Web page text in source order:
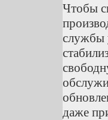
Чтобы
службы
даже